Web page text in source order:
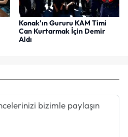
Konak'ın Gururu KAM Timi
Can Kurtarmak İçin Demir
Aldı